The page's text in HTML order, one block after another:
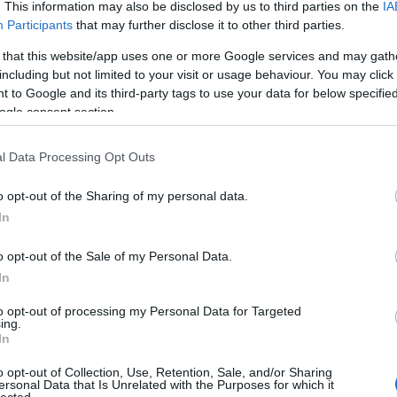
This information may also be disclosed by us to third parties on the
Participants that may further disclose it to other third parties.
that this website/app uses one or more Google services and may
but not limited to your visit or usage behaviour. You may
to Google and its third-party tags to use your data for below
consent section.
Data Processing Opt Outs
opt-out of the Sharing of my personal data.
opt-out of the Sale of my Personal Data.
opt-out of processing my Personal Data for Targeted
opt-out of Collection, Use, Retention, Sale, and/or Sharing
Data that Is Unrelated with the Purposes for which it
valamennyi regénye megjelent franciául az Actes
Huzsvai és Charles Zarembafordításában.